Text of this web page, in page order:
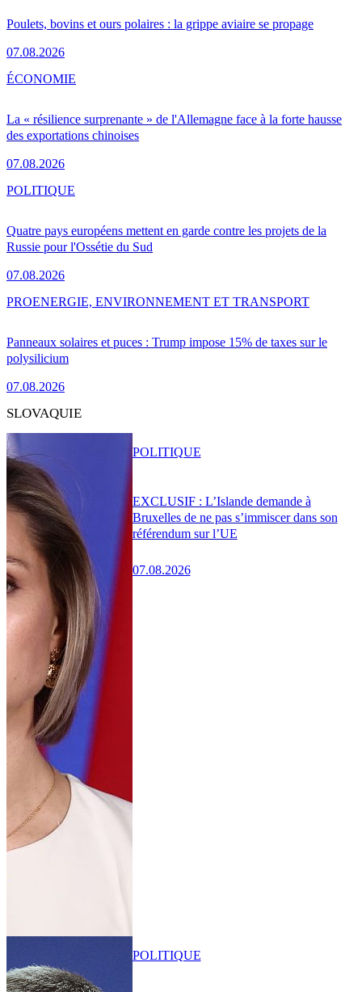
Poulets, bovins et ours polaires : la grippe aviaire se propage
07.08.2026
La « résilience surprenante » de l'Allemagne face à la forte hausse
des exportations chinoises
07.08.2026
ÉCONOMIE
Quatre pays européens mettent en garde contre les projets de la
Russie pour l'Ossétie du Sud
07.08.2026
POLITIQUE
Panneaux solaires et puces : Trump impose 15% de taxes sur le
polysilicium
07.08.2026
PROENERGIE, ENVIRONNEMENT ET TRANSPORT
SLOVAQUIE
EXCLUSIF : L’Islande demande à
Bruxelles de ne pas s’immiscer dans son
référendum sur l’UE
07.08.2026
POLITIQUE
POLITIQUE